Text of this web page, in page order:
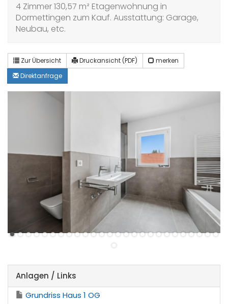
4 Zimmer 130,57 m² Etagenwohnung in
Dormettingen zum Kauf. Ausstattung: Garage,
Neubau, etc.
Zur Übersicht Druckansicht (PDF)
merken
Direktanfrage
Anlagen / Links
Grundriss Haus 1 OG